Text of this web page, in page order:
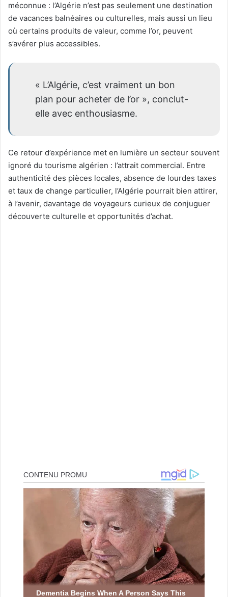
méconnue : l’Algérie n’est pas seulement une destination
de vacances balnéaires ou culturelles, mais aussi un lieu
où certains produits de valeur, comme l’or, peuvent
s’avérer plus accessibles.
« L’Algérie, c’est vraiment un bon
plan pour acheter de l’or », conclut-
elle avec enthousiasme.
Ce retour d’expérience met en lumière un secteur souvent
ignoré du tourisme algérien : l’attrait commercial. Entre
authenticité des pièces locales, absence de lourdes taxes
et taux de change particulier, l’Algérie pourrait bien attirer,
à l’avenir, davantage de voyageurs curieux de conjuguer
découverte culturelle et opportunités d’achat.